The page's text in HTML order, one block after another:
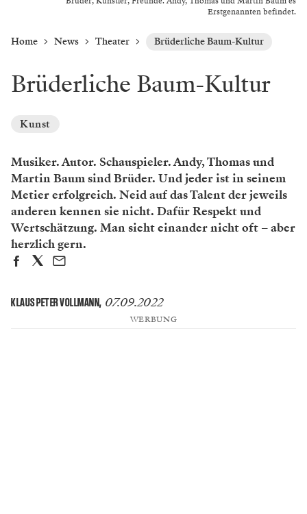
Erstgenannten befindet.
Home News Theater Brüderliche Baum-Kultur
Brüderliche Baum-Kultur
Kunst
Musiker. Autor. Schauspieler. Andy, Thomas und
Martin Baum sind ­Brüder. Und jeder ist in seinem
Metier erfolgreich. Neid auf das Talent der jeweils
anderen kennen sie nicht. Dafür Respekt und
Wertschätzung. Man sieht einander nicht oft – aber
herzlich gern.
KLAUS PETER VOLLMANN, 07.09.2022
WERBUNG